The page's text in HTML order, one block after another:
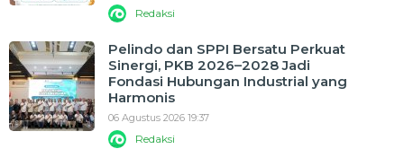
Redaksi
Pelindo dan SPPI Bersatu Perkuat
Sinergi, PKB 2026–2028 Jadi
Fondasi Hubungan Industrial yang
Harmonis
06 Agustus 2026 19:37
Redaksi